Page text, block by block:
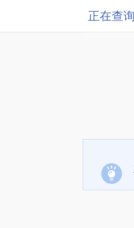
正在查